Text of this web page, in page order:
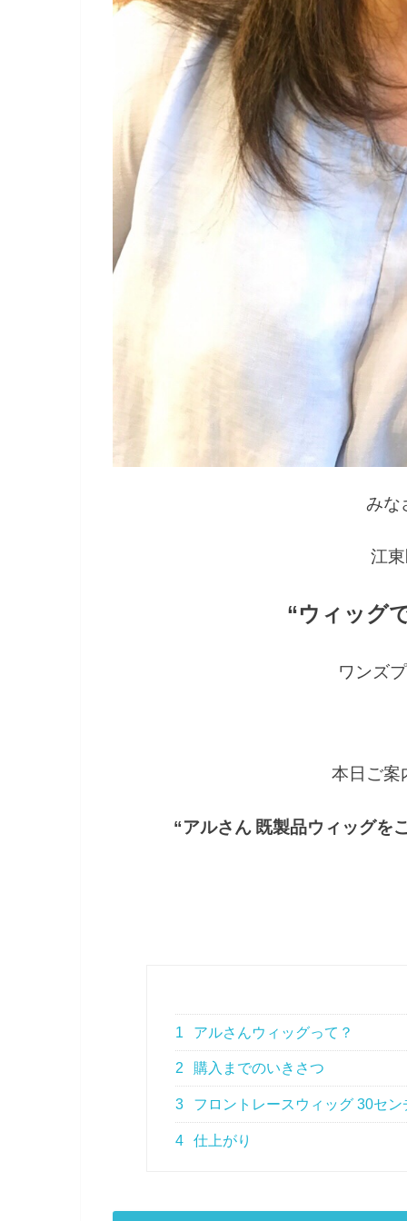
みな
江
“ウィッグ
ワンズ
本日ご案
“アルさん 既製品ウィッグを
1 アルさんウィッグって？
2 購入までのいきさつ
3 フロントレースウィッグ 30セン
4 仕上がり